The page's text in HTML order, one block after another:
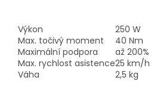
Výkon
250 W
Max. točivý moment
40 Nm
Maximální podpora
až 200%
Max. rychlost asistence25 km/h
Váha
2,5 kg